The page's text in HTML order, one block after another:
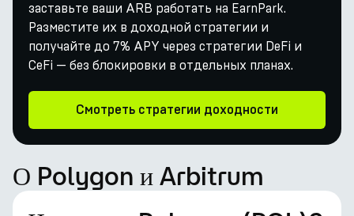
заставьте ваши ARB работать на EarnPark.
Разместите их в доходной стратегии и
получайте до 7% APY через стратегии DeFi и
CeFi — без блокировки в отдельных планах.
Смотреть стратегии доходности
О Polygon и Arbitrum